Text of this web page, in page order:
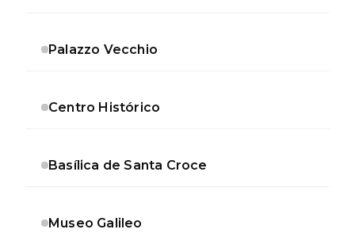
Palazzo Vecchio
Centro Histórico
Basílica de Santa Croce
Museo Galileo